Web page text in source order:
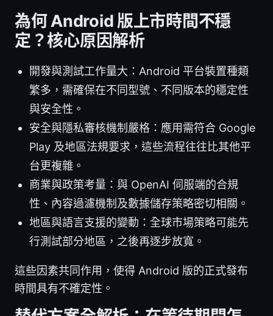
為何 Android 版上市時間不穩
定？核心原因解析
開發與測試工作量大：Android 平台裝置種類
繁多，需確保在不同型號、不同版本的穩定性
與安全性。
安全與隱私審核機制嚴格：應用需符合 Google
Play 及地區法規要求，這些流程往往比其他平
台更複雜。
商業與政策考量：與 OpenAI 伺服端的合規
性、內容過濾機制及數據儲存策略密切相關。
地區與語言支援的變動：全球市場策略可能先
行測試部分地區，之後再逐步放寬。
這些因素共同作用，使得 Android 版的正式發布
時間具有不確定性。